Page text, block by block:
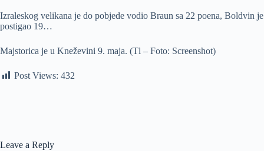
Izraleskog velikana je do pobjede vodio Braun sa 22 poena, Boldvin je
postigao 19…
Majstorica je u Kneževini 9. maja. (Tl – Foto: Screenshot)
Post Views: 432
Leave a Reply